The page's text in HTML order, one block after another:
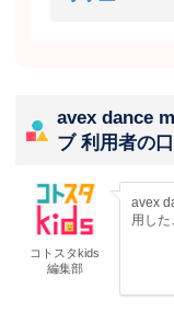
avex dance
ブ 利用者の
コトスタkids
編集部
avex
用した